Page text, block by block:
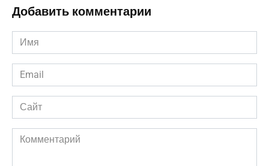
Добавить комментарии
Имя
*
Email
*
Сайт
Комментарий